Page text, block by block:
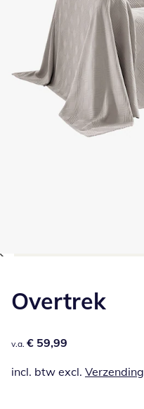
Overtrek
€ 59,99
v.a. € 59,99
incl. btw excl. Verzending